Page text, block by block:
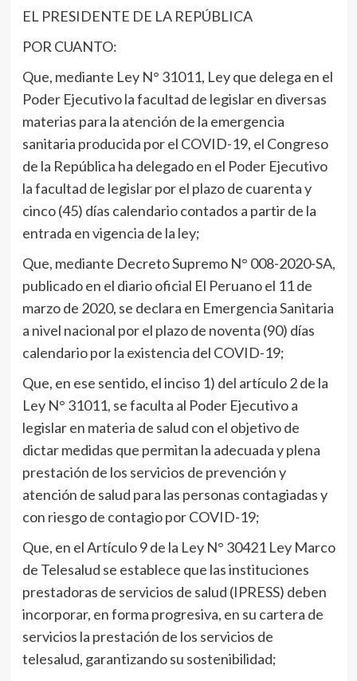
EL PRESIDENTE DE LA REPÚBLICA
POR CUANTO:
Que, mediante Ley N° 31011, Ley que delega en el
Poder Ejecutivo la facultad de legislar en diversas
materias para la atención de la emergencia
sanitaria producida por el COVID-19, el Congreso
de la República ha delegado en el Poder Ejecutivo
la facultad de legislar por el plazo de cuarenta y
cinco (45) días calendario contados a partir de la
entrada en vigencia de la ley;
Que, mediante Decreto Supremo N° 008-2020-SA,
publicado en el diario oficial El Peruano el 11 de
marzo de 2020, se declara en Emergencia Sanitaria
a nivel nacional por el plazo de noventa (90) días
calendario por la existencia del COVID-19;
Que, en ese sentido, el inciso 1) del artículo 2 de la
Ley N° 31011, se faculta al Poder Ejecutivo a
legislar en materia de salud con el objetivo de
dictar medidas que permitan la adecuada y plena
prestación de los servicios de prevención y
atención de salud para las personas contagiadas y
con riesgo de contagio por COVID-19;
Que, en el Artículo 9 de la Ley N° 30421 Ley Marco
de Telesalud se establece que las instituciones
prestadoras de servicios de salud (IPRESS) deben
incorporar, en forma progresiva, en su cartera de
servicios la prestación de los servicios de
telesalud, garantizando su sostenibilidad;